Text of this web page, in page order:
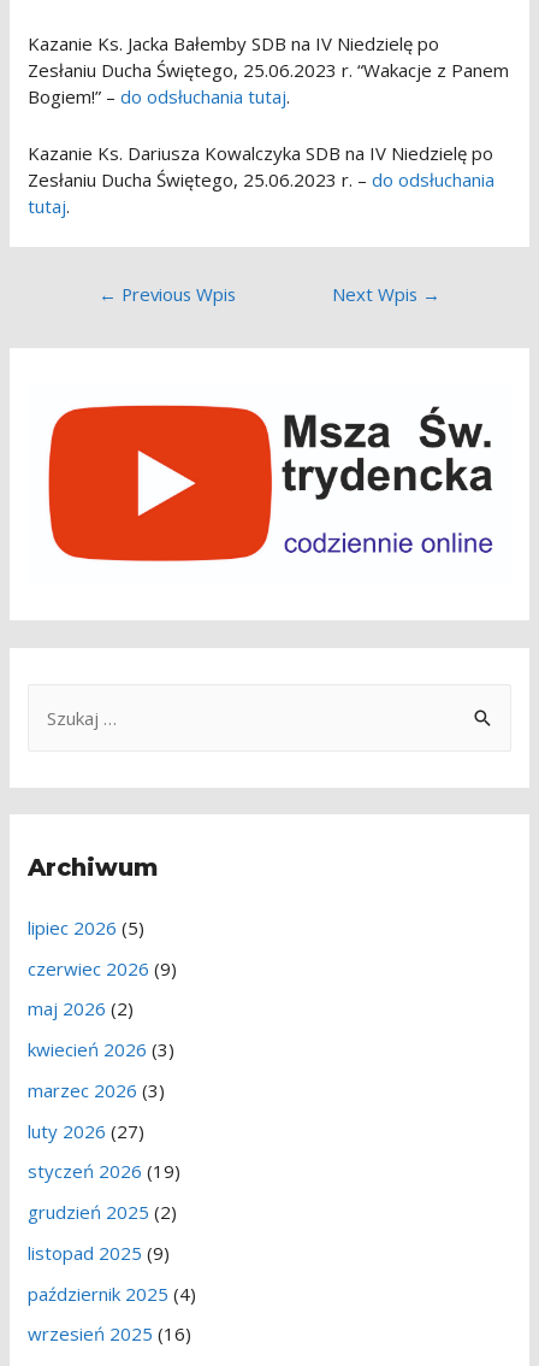
Kazanie Ks. Jacka Bałemby SDB na IV Niedzielę po
Zesłaniu Ducha Świętego, 25.06.2023 r. “Wakacje z Panem
Bogiem!” –do odsłuchania tutaj.
Kazanie Ks. Dariusza Kowalczyka SDB na IV Niedzielę po
Zesłaniu Ducha Świętego, 25.06.2023 r. –do odsłuchania
tutaj.
Nawigacja
← Previous Wpis Next Wpis →
k
j
:
Archiwum
lipiec 2026 (5)
czerwiec 2026 (9)
maj 2026 (2)
kwiecień 2026 (3)
marzec 2026 (3)
luty 2026 (27)
styczeń 2026 (19)
grudzień 2025 (2)
listopad 2025 (9)
październik 2025 (4)
wrzesień 2025 (16)